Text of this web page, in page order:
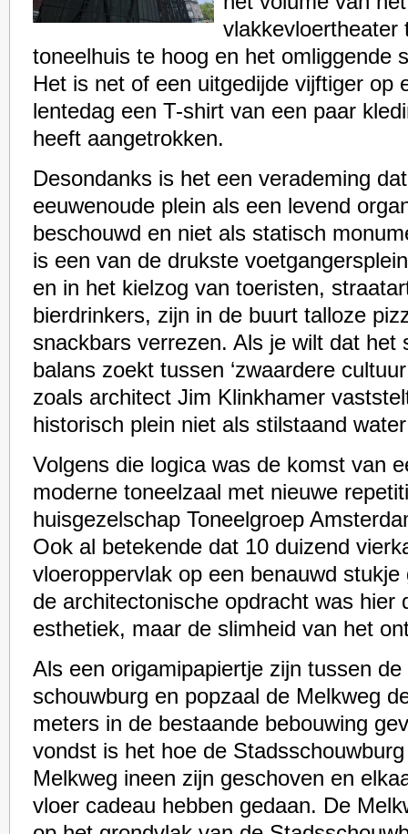
vlakkevloertheater
toneelhuis te hoog en het omliggende
Het is net of een uitgedijde vijftiger op
lentedag een T-shirt van een paar
heeft aangetrokken.
Desondanks is het een verademing
eeuwenoude plein als een levend
beschouwd en niet als statisch
is een van de drukste
en in het kielzog van toeristen,
bierdrinkers, zijn in de buurt talloze
snackbars verrezen. Als je wilt dat het
balans zoekt tussen ‘zwaardere
zoals architect Jim Klinkhamer
historisch plein niet als stilstaand
Volgens die logica was de komst van
moderne toneelzaal met nieuwe
huisgezelschap Toneelgroep
Ook al betekende dat 10 duizend
vloeroppervlak op een benauwd
de architectonische opdracht was hier
esthetiek, maar de slimheid van het
Als een origamipapiertje zijn tussen
schouwburg en popzaal de Melkweg
meters in de bestaande bebouwing
vondst is het hoe de
Melkweg ineen zijn geschoven en
vloer cadeau hebben gedaan. De